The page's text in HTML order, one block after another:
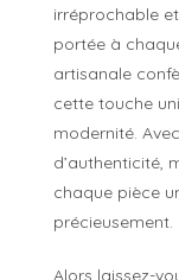
irréprochable
portée à
artisanale
cette touche
modernité.
d’authenticité,
chaque pièce
précieusement.
Alors laissez-